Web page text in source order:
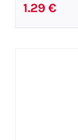
1.29 €